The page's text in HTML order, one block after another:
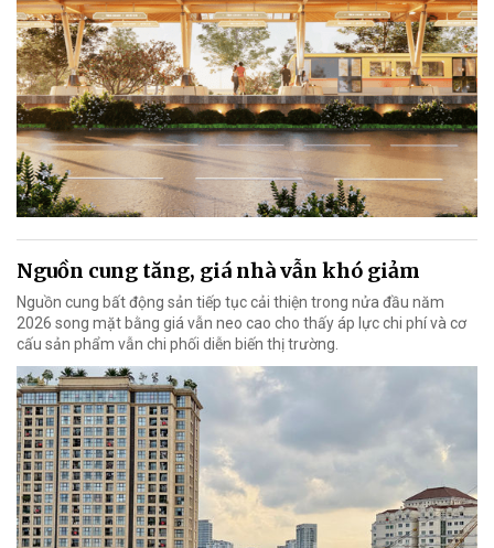
Nguồn cung tăng, giá nhà vẫn khó giảm
Nguồn cung bất động sản tiếp tục cải thiện trong nửa đầu năm
2026 song mặt bằng giá vẫn neo cao cho thấy áp lực chi phí và cơ
cấu sản phẩm vẫn chi phối diễn biến thị trường.